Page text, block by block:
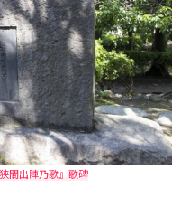
間出陣乃歌』歌碑